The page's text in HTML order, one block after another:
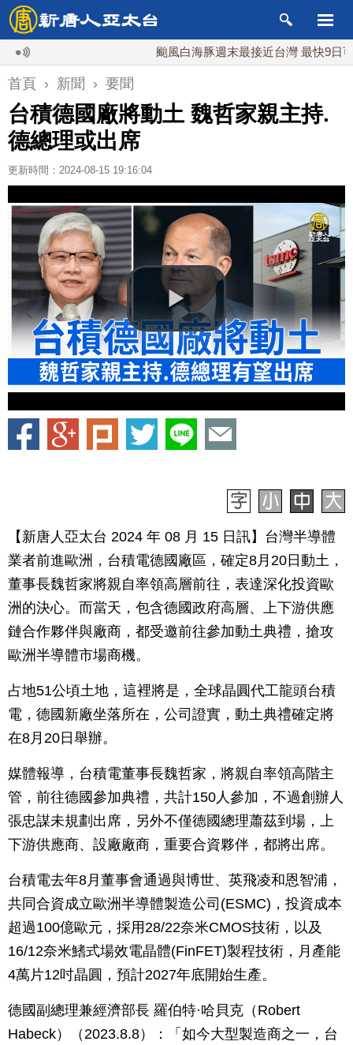
颱風白海豚週末最接近台灣 最快9日可能登
首頁 › 新聞 › 要聞
台積德國廠將動土 魏哲家親主持.
德總理或出席
更新時間：2024-08-15 19:16:04
【新唐人亞太台 2024 年 08 月 15 日訊】台灣半導體
業者前進歐洲，台積電德國廠區，確定8月20日動土，
董事長魏哲家將親自率領高層前往，表達深化投資歐
洲的決心。而當天，包含德國政府高層、上下游供應
鏈合作夥伴與廠商，都受邀前往參加動土典禮，搶攻
歐洲半導體市場商機。
占地51公頃土地，這裡將是，全球晶圓代工龍頭台積
電，德國新廠坐落所在，公司證實，動土典禮確定將
在8月20日舉辦。
媒體報導，台積電董事長魏哲家，將親自率領高階主
管，前往德國參加典禮，共計150人參加，不過創辦人
張忠謀未規劃出席，另外不僅德國總理蕭茲到場，上
下游供應商、設廠廠商，重要合資夥伴，都將出席。
台積電去年8月董事會通過與博世、英飛凌和恩智浦，
共同合資成立歐洲半導體製造公司(ESMC)，投資成本
超過100億歐元，採用28/22奈米CMOS技術，以及
16/12奈米鰭式場效電晶體(FinFET)製程技術，月產能
4萬片12吋晶圓，預計2027年底開始生產。
德國副總理兼經濟部長 羅伯特·哈貝克（Robert
Habeck）（2023.8.8）：「如今大型製造商之一，台